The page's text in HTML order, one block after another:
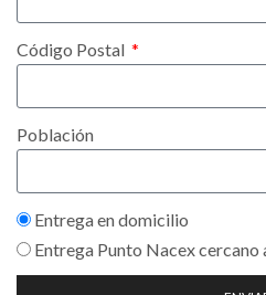
Código Postal
Población
Entrega en domicilio
Entrega Punto Nacex